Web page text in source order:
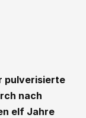
pulverisierte
nach
elf Jahre